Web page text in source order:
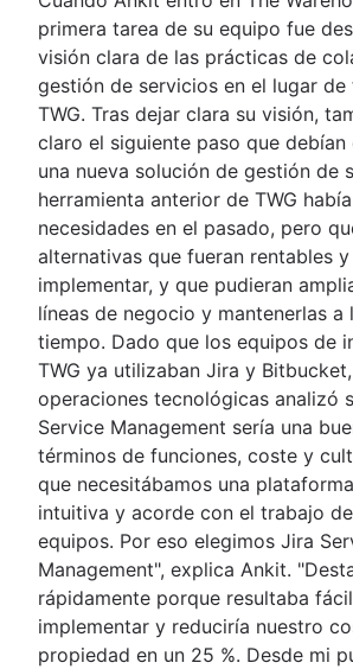
primera tarea de su equipo fue
visión clara de las prácticas de
gestión de servicios en el lugar
TWG. Tras dejar clara su visión,
claro el siguiente paso que debían
una nueva solución de gestión de
herramienta anterior de TWG
necesidades en el pasado, pero
alternativas que fueran rentables
implementar, y que pudieran
líneas de negocio y mantenerlas a
tiempo. Dado que los equipos de
TWG ya utilizaban Jira y
operaciones tecnológicas analizó
Service Management sería una
términos de funciones, coste y
que necesitábamos una
intuitiva y acorde con el trabajo
equipos. Por eso elegimos Jira
Management", explica Ankit.
rápidamente porque resultaba
implementar y reduciría nuestro
propiedad en un 25 %. Desde mi